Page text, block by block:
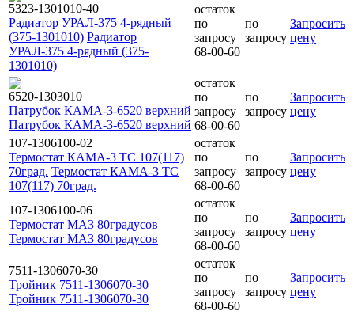
5323-1301010-40
Радиатор УРАЛ-375 4-рядный
(375-1301010) Радиатор
УРАЛ-375 4-рядный (375-
1301010)
остаток
по
запросу
68-00-60
по
запросу
Запросить
цену
6520-1303010
Патрубок КАМА-3-6520 верхний
Патрубок КАМА-3-6520 верхний
остаток
по
запросу
68-00-60
по
запросу
Запросить
цену
107-1306100-02
Термостат КАМА-3 ТС 107(117)
70град. Термостат КАМА-3 ТС
107(117) 70град.
остаток
по
запросу
68-00-60
по
запросу
Запросить
цену
107-1306100-06
Термостат МАЗ 80градусов
Термостат МАЗ 80градусов
остаток
по
запросу
68-00-60
по
запросу
Запросить
цену
7511-1306070-30
Тройник 7511-1306070-30
Тройник 7511-1306070-30
остаток
по
запросу
68-00-60
по
запросу
Запросить
цену